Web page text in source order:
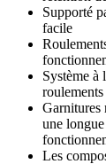
Supporté
facile
Système à
Garnitures
une
Les